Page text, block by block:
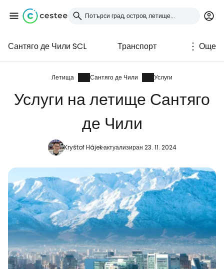
Сантяго де Чили SCL Транспорт Още
Летища Сантяго де Чили Услуги
Услуги на летище Сантяго
де Чили
Kryštof Hájekактуализиран 23. 11. 2024
Влезте в Cestee
... световната общност на туристите
Продължете с Google
Продължете с Facebook
Продължете с имейл